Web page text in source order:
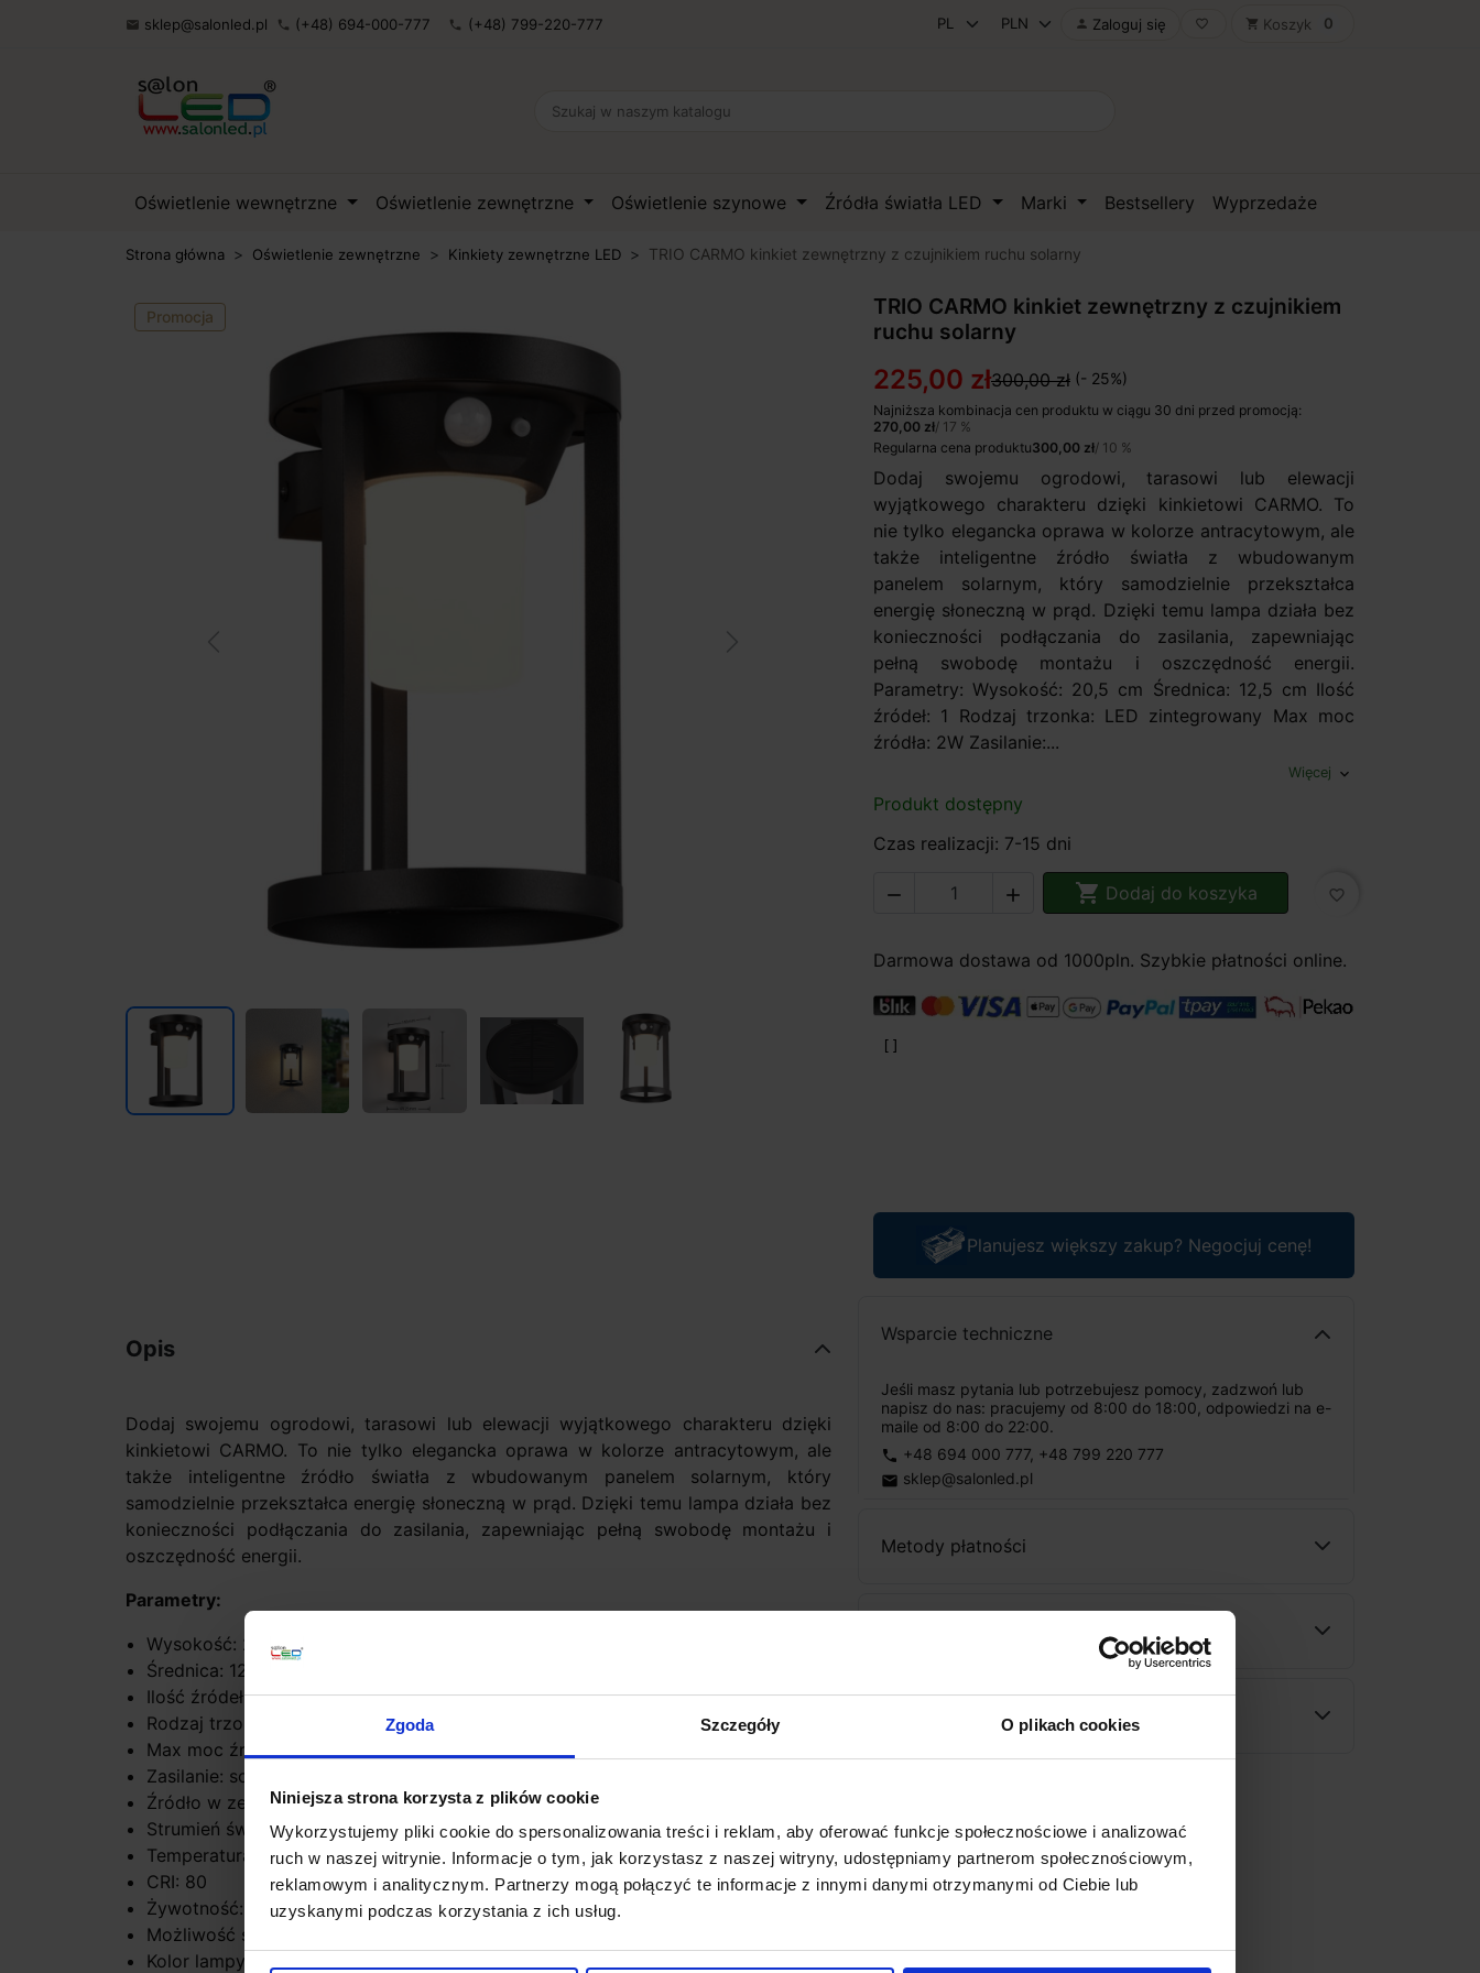
Zgoda Szczegóły O plikach cookies
Niniejsza strona korzysta z plików cookie
Wykorzystujemy pliki cookie do spersonalizowania treści i reklam, aby oferować funkcje społecznościowe i analizować
ruch w naszej witrynie. Informacje o tym, jak korzystasz z naszej witryny, udostępniamy partnerom społecznościowym,
reklamowym i analitycznym. Partnerzy mogą połączyć te informacje z innymi danymi otrzymanymi od Ciebie lub
uzyskanymi podczas korzystania z ich usług.
 sklep@salonled.pl phone (+48) 694-000-777 phone (+48) 799-220-777  Zaloguj się favorite_border shopping_cart Koszyk 0
Oświetlenie wewnętrzne Oświetlenie zewnętrzne Oświetlenie szynowe Źródła światła LED Marki Bestsellery Wyprzedaże
Strona główna Oświetlenie zewnętrzne Kinkiety zewnętrzne LED TRIO CARMO kinkiet zewnętrzny z czujnikiem ruchu solarny
Promocja
TRIO CARMO kinkiet zewnętrzny z czujnikiem
ruchu solarny
225,00 zł300,00 zł (- 25%)
Najniższa kombinacja cen produktu w ciągu 30 dni przed promocją:
270,00 zł/ 17 %
Regularna cena produktu300,00 zł/ 10 %
Dodaj swojemu ogrodowi, tarasowi lub elewacji
wyjątkowego charakteru dzięki kinkietowi CARMO. To
nie tylko elegancka oprawa w kolorze antracytowym, ale
także inteligentne źródło światła z wbudowanym
panelem solarnym, który samodzielnie przekształca
energię słoneczną w prąd. Dzięki temu lampa działa bez
konieczności podłączania do zasilania, zapewniając
pełną swobodę montażu i oszczędność energii.
Parametry: Wysokość: 20,5 cm Średnica: 12,5 cm Ilość
źródeł: 1 Rodzaj trzonka: LED zintegrowany Max moc
źródła: 2W Zasilanie:...
Więcej expand_more
Produkt dostępny
Czas realizacji: 7-15 dni
   Dodaj do koszyka favorite_border
Darmowa dostawa od 1000pln. Szybkie płatności online.
Planujesz większy zakup? Negocjuj cenę!
Wsparcie techniczne
Jeśli masz pytania lub potrzebujesz pomocy, zadzwoń lub
napisz do nas: pracujemy od 8:00 do 18:00, odpowiedzi na e-
maile od 8:00 do 22:00.
phone +48 694 000 777, +48 799 220 777
email sklep@salonled.pl
Metody płatności
Zapytaj o produkt
Opis
Dodaj swojemu ogrodowi, tarasowi lub elewacji wyjątkowego charakteru dzięki
kinkietowi CARMO. To nie tylko elegancka oprawa w kolorze antracytowym, ale
także inteligentne źródło światła z wbudowanym panelem solarnym, który
samodzielnie przekształca energię słoneczną w prąd. Dzięki temu lampa działa bez
konieczności podłączania do zasilania, zapewniając pełną swobodę montażu i
oszczędność energii.
Parametry:
Wysokość: 20,5 cm
Średnica: 12,5 cm
Ilość źródeł: 1
Rodzaj trzonka: LED zintegrowany
Max moc źródła: 2W
Zasilanie: solarne
Źródło w zestawie: LED 2W
Strumień świetlny: 130lm
Temperatura barwowa: 3000K
CRI: 80
Żywotność: 20000h
Możliwość ściemniania: nie
Kolor lampy: czarny